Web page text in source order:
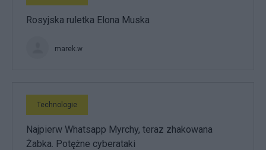
Rosyjska ruletka Elona Muska
marek.w
Technologie
Najpierw Whatsapp Myrchy, teraz zhakowana
Żabka. Potężne cyberataki